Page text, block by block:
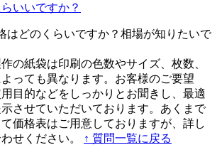
いいですか？
はどのくらいですか？相場が知りたいで
の紙袋は印刷の色数やサイズ、枚数、
っても異なります。お客様のご要望
目的などをしっかりとお聞きし、最適
させていただいております。あくまで
価格表はご用意しておりますが、詳し
せください。
↑ 質問一覧に戻る